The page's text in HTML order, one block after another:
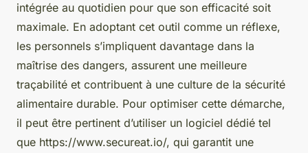
intégrée au quotidien pour que son efficacité soit
maximale. En adoptant cet outil comme un réflexe,
les personnels s’impliquent davantage dans la
maîtrise des dangers, assurent une meilleure
traçabilité et contribuent à une culture de la sécurité
alimentaire durable. Pour optimiser cette démarche,
il peut être pertinent d’utiliser un logiciel dédié tel
que https://www.secureat.io/, qui garantit une